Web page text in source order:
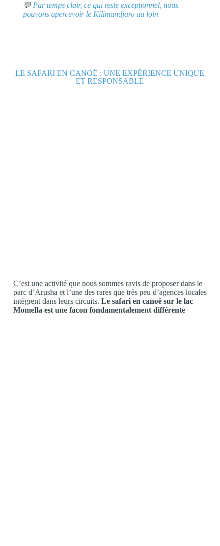
💬 Par temps clair, ce qui reste exceptionnel, nous
pouvons apercevoir le Kilimandjaro au loin
LE SAFARI EN CANOË : UNE EXPÉRIENCE UNIQUE
ET RESPONSABLE
C’est une activité que nous sommes ravis de proposer dans le
parc d’Arusha et l’une des rares que très peu d’agences locales
intègrent dans leurs circuits. Le safari en canoë sur le lac
Momella est une façon fondamentalement différente